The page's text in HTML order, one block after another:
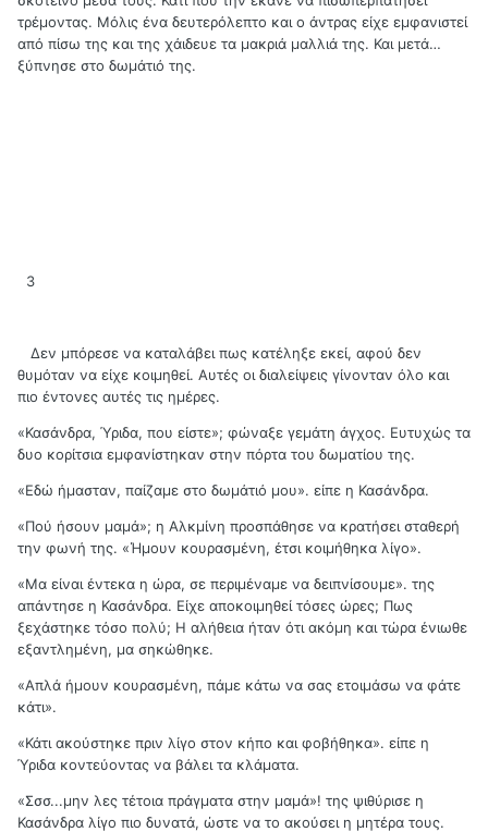
τρέμοντας. Μόλις ένα δευτερόλεπτο και ο άντρας είχε εμφανιστεί
από πίσω της και της χάιδευε τα μακριά μαλλιά της. Και μετά…
ξύπνησε στο δωμάτιό της.
3
Δεν μπόρεσε να καταλάβει πως κατέληξε εκεί, αφού δεν
θυμόταν να είχε κοιμηθεί. Αυτές οι διαλείψεις γίνονταν όλο και
πιο έντονες αυτές τις ημέρες.
«Κασάνδρα, Ύριδα, που είστε»; φώναξε γεμάτη άγχος. Ευτυχώς τα
δυο κορίτσια εμφανίστηκαν στην πόρτα του δωματίου της.
«Εδώ ήμασταν, παίζαμε στο δωμάτιό μου». είπε η Κασάνδρα.
«Πού ήσουν μαμά»; η Αλκμίνη προσπάθησε να κρατήσει σταθερή
την φωνή της. «Ήμουν κουρασμένη, έτσι κοιμήθηκα λίγο».
«Μα είναι έντεκα η ώρα, σε περιμέναμε να δειπνίσουμε». της
απάντησε η Κασάνδρα. Είχε αποκοιμηθεί τόσες ώρες; Πως
ξεχάστηκε τόσο πολύ; Η αλήθεια ήταν ότι ακόμη και τώρα ένιωθε
εξαντλημένη, μα σηκώθηκε.
«Απλά ήμουν κουρασμένη, πάμε κάτω να σας ετοιμάσω να φάτε
κάτι».
«Κάτι ακούστηκε πριν λίγο στον κήπο και φοβήθηκα». είπε η
Ύριδα κοντεύοντας να βάλει τα κλάματα.
«Σσσ...μην λες τέτοια πράγματα στην μαμά»! της ψιθύρισε η
Κασάνδρα λίγο πιο δυνατά, ώστε να το ακούσει η μητέρα τους.